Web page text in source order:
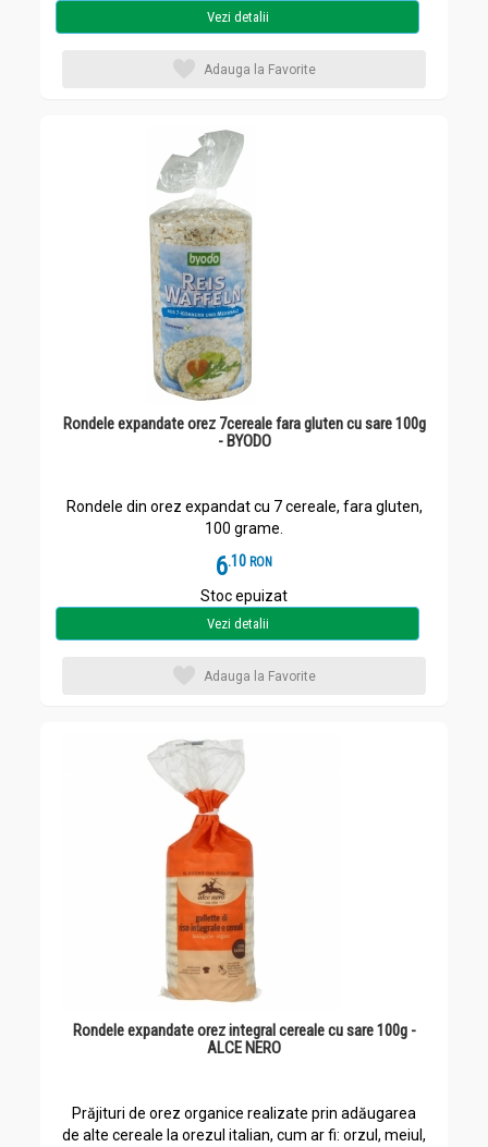
Vezi detalii
Adauga la Favorite
Rondele expandate orez 7cereale fara gluten cu sare 100g
- BYODO
Rondele din orez expandat cu 7 cereale, fara gluten,
100 grame.
6.1 RON
Stoc epuizat
Vezi detalii
Adauga la Favorite
Rondele expandate orez integral cereale cu sare 100g -
ALCE NERO
Prăjituri de orez organice realizate prin adăugarea
de alte cereale la orezul italian, cum ar fi: orzul, meiul,